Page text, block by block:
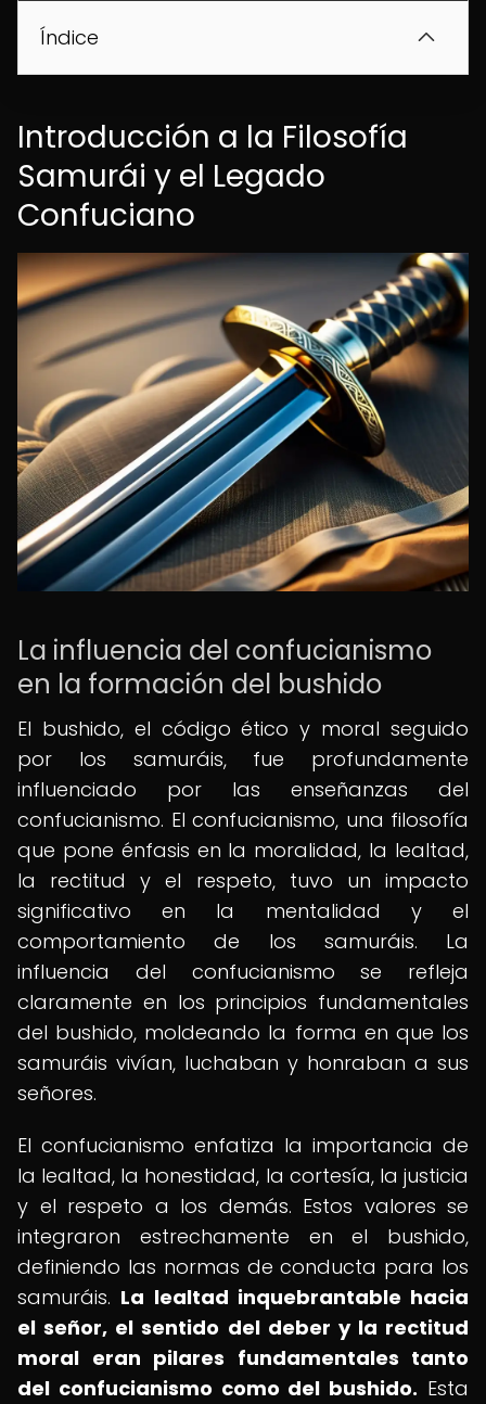
Índice
Introducción a la Filosofía
Samurái y el Legado
Confuciano
La influencia del confucianismo
en la formación del bushido
El bushido, el código ético y moral seguido
por los samuráis, fue profundamente
influenciado por las enseñanzas del
confucianismo. El confucianismo, una filosofía
que pone énfasis en la moralidad, la lealtad,
la rectitud y el respeto, tuvo un impacto
significativo en la mentalidad y el
comportamiento de los samuráis. La
influencia del confucianismo se refleja
claramente en los principios fundamentales
del bushido, moldeando la forma en que los
samuráis vivían, luchaban y honraban a sus
señores.
El confucianismo enfatiza la importancia de
la lealtad, la honestidad, la cortesía, la justicia
y el respeto a los demás. Estos valores se
integraron estrechamente en el bushido,
definiendo las normas de conducta para los
samuráis. La lealtad inquebrantable hacia
el señor, el sentido del deber y la rectitud
moral eran pilares fundamentales tanto
del confucianismo como del bushido. Esta